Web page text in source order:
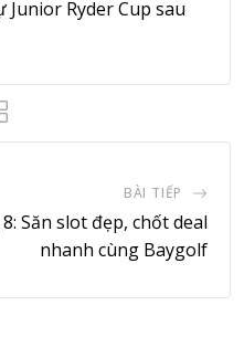
Junior Ryder Cup sau
BÀI TIẾP
Săn slot đẹp, chốt deal
nhanh cùng Baygolf